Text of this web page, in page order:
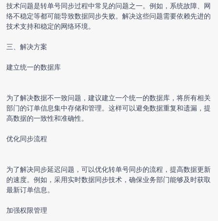
技术问题是转单号同步过程中常见的问题之一。例如，系统故障、网
络不稳定等都可能导致数据同步失败。解决这些问题需要依赖先进的
技术支持和稳定的网络环境。
三、解决方案
建立统一的数据库
为了解决数据不一致问题，建议建立一个统一的数据库，将所有相关
部门的订单信息集中存储和管理。这样可以避免数据重复和遗漏，提
高数据的一致性和准确性。
优化同步流程
为了解决同步延迟问题，可以优化转单号同步的流程，提高数据更新
的速度。例如，采用实时数据同步技术，确保业务部门能够及时获取
最新订单信息。
加强权限管理